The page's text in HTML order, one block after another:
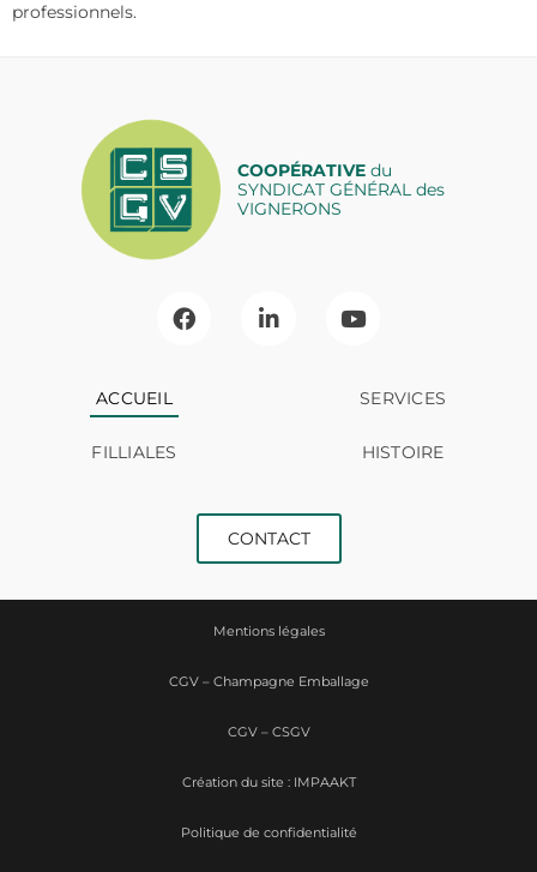
professionnels.
COOPÉRATIVEdu
SYNDICAT GÉNÉRAL des
VIGNERONS
ACCUEIL SERVICES
FILLIALES HISTOIRE
CONTACT
Mentions légales
CGV – Champagne Emballage
CGV – CSGV
Politique de confidentialité
Création du site : IMPAAKT